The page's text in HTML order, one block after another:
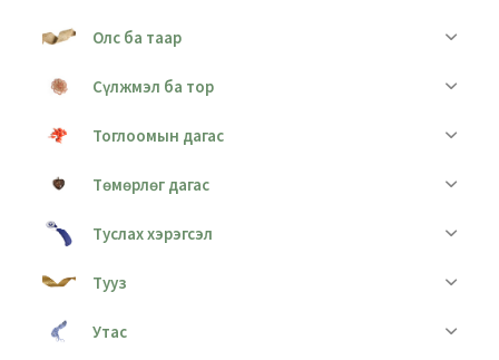
Олс ба таар
Сүлжмэл ба тор
Тоглоомын дагас
Төмөрлөг дагас
Туслах хэрэгсэл
Тууз
Утас